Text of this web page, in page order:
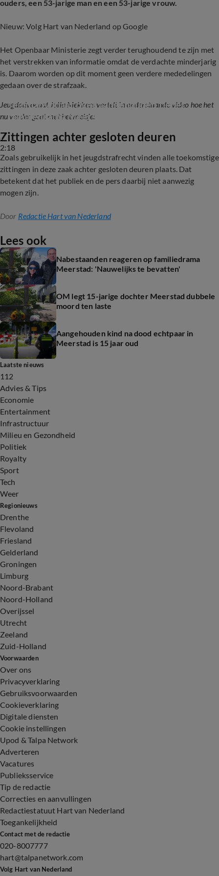
ouders, een 53-jarige man en een 53-jarige vrouw.
Nieuw: Volg Hart van Nederland op Google
Het Openbaar Ministerie zegt verder terughoudend te zijn met
het verstrekken van informatie omdat de verdachte minderjarig
is. Daarom worden op dit moment geen verdere mededelingen
gedaan over de strafzaak.
Jeugdadvocaat Julia Mekkers vertelt in onderstaande video hoe het
nu verder gaat met het meisje:
2:18
Jeugdadvocaat over aangehouden tiener
familiedrama Meerstad: 'Snel een voogd
Zittingen achter gesloten deuren
Zoals gebruikelijk in het jeugdstrafrecht vinden alle toekomstige
zittingen in deze zaak achter gesloten deuren plaats. Dat
betekent dat het publiek en de pers daarbij niet aanwezig
mogen zijn.
Door Redactie Hart van Nederland
Lees ook
Nabestaanden reageren op familiedrama
Meerstad: 'Nauwelijks te bevatten'
OM legt 15-jarige dochter Meerstad dubbele
moord ten laste
Aangehouden kind na dood echtpaar in
Meerstad is 15 jaar oud
Laatste nieuws
112
Advies & Tips
Economie
Entertainment
Infrastructuur
Milieu en Gezondheid
Politiek
Royalty
Sport
Tech
Weer
Regionieuws
Drenthe
Flevoland
Friesland
Gelderland
Groningen
Limburg
Noord-Brabant
Noord-Holland
Overijssel
Utrecht
Zeeland
Zuid-Holland
Voorwaarden
Over ons
Privacyverklaring
Gebruiksvoorwaarden
Cookieverklaring
Digitale diensten
Cookie instellingen
Upod & Talpa Network
Adverteren
Vacatures
Publieksservice
Tip de redactie
Correcties en aanvullingen
Redactiestatuut Hart van Nederland
Toegankelijkheid
Contact met de redactie
020-8007777
hart@talpanetwork.com
Volg Hart van Nederland